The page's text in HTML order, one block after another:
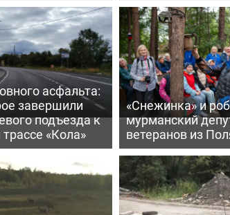
асфальта:
завершили
подъезда к
«Кола»
«Снежинка» и
мурманский
ветеранов из